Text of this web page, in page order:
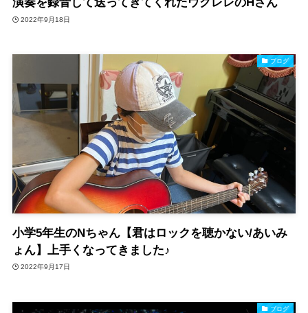
2022年9月18日
ブログ
小学5年生のNちゃん【君はロックを聴かない/あいみ
ょん】上手くなってきました♪
2022年9月17日
ブログ